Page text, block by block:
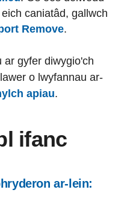
caniatâd, gallwch
Remove.
ar gyfer diwygio'ch
o lwyfannau ar-
apiau.
ifanc
ar-lein: